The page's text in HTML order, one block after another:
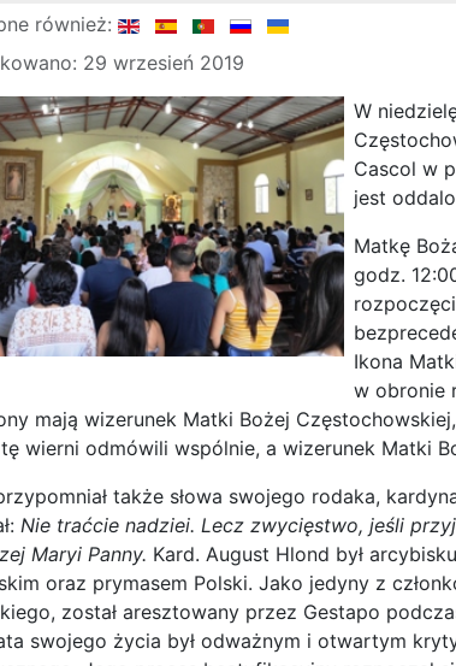
również:
29 wrzesień 2019
W
Cascol w
jest
Matkę
godz.
Ikona
w obronie
mają wizerunek Matki Bożej
wierni odmówili wspólnie, a wizerunek Matki
także słowa swojego rodaka,
Nie traćcie nadziei. Lecz zwycięstwo, jeśli
Maryi Panny. Kard. August Hlond był
oraz prymasem Polski. Jako jedyny z
został aresztowany przez Gestapo
swojego życia był odważnym i otwartym